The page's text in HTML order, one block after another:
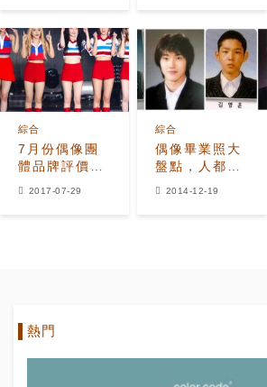
橋樑
7月份偶像團
體品牌評價出
爐 Red
綜合
2017-07-29
偶像畢業照大
盤點，人都是
有過去的…
綜合
2014-12-19
熱門